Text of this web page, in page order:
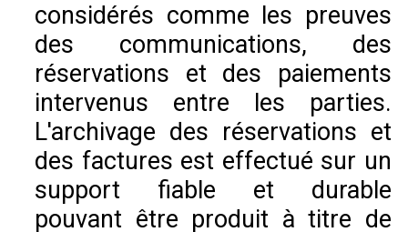
considérés comme les preuves
des communications, des
réservations et des paiements
intervenus entre les parties.
L'archivage des réservations et
des factures est effectué sur un
support fiable et durable
pouvant être produit à titre de